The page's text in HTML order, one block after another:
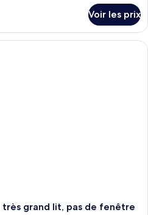
Voir les prix
très grand lit, pas de fenêtre